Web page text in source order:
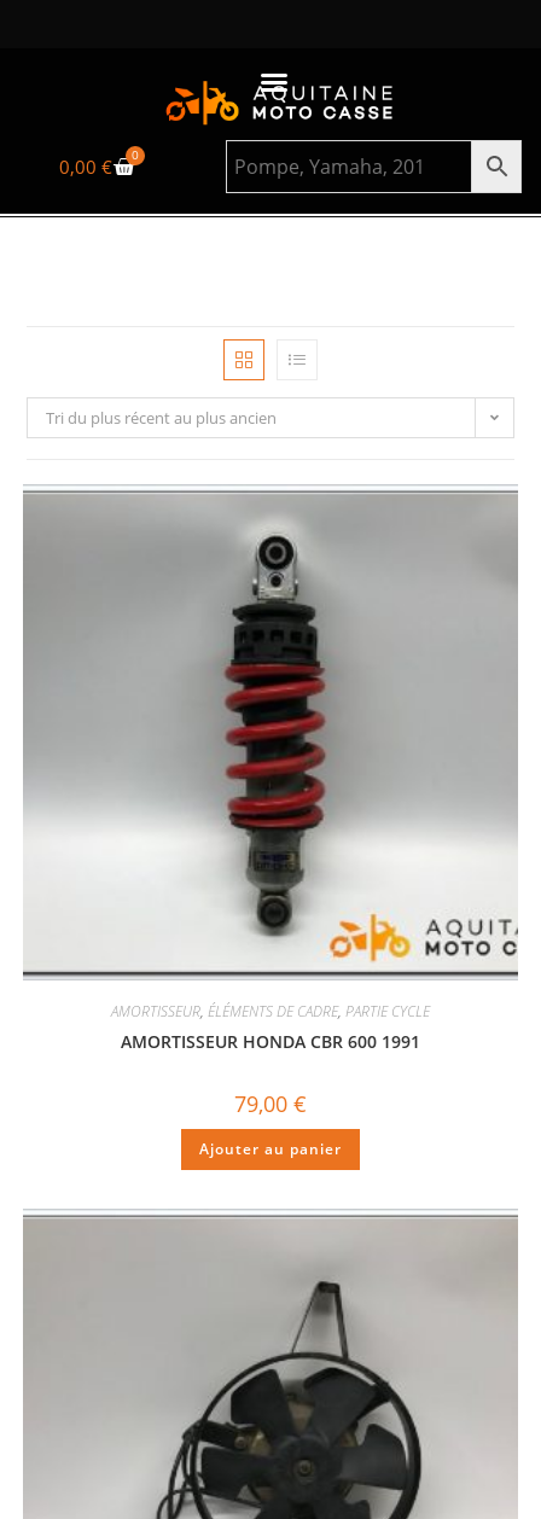
0,00€ 0
Tri du plus récent au plus ancien
AMORTISSEUR, ÉLÉMENTS DE CADRE, PARTIE CYCLE
AMORTISSEUR HONDA CBR 600 1991
79,00 €
Ajouter au panier